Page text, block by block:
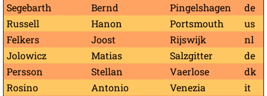
Segebarth
Bernd Pingelshagen
de
Russell
Hanon Portsmouth
us
Felkers
Joost Rijswijk
nl
Jolowicz
Matias Salzgitter
de
Persson
Stellan Vaerlose
dk
Rosino
Antonio Venezia
it